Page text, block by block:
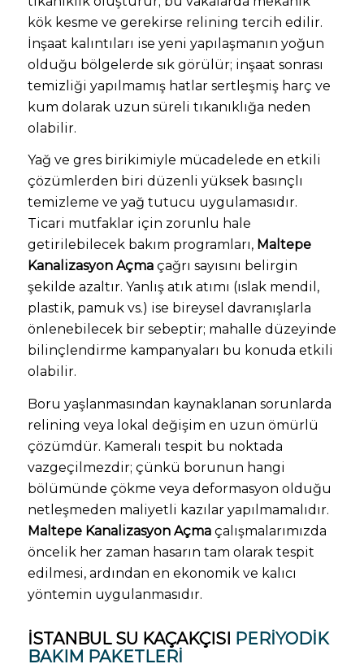
kök kesme ve gerekirse relining tercih edilir.
İnşaat kalıntıları ise yeni yapılaşmanın yoğun
olduğu bölgelerde sık görülür; inşaat sonrası
temizliği yapılmamış hatlar sertleşmiş harç ve
kum dolarak uzun süreli tıkanıklığa neden
olabilir.
Yağ ve gres birikimiyle mücadelede en etkili
çözümlerden biri düzenli yüksek basınçlı
temizleme ve yağ tutucu uygulamasıdır.
Ticari mutfaklar için zorunlu hale
getirilebilecek bakım programları, Maltepe
Kanalizasyon Açmaçağrı sayısını belirgin
şekilde azaltır. Yanlış atık atımı (ıslak mendil,
plastik, pamuk vs.) ise bireysel davranışlarla
önlenebilecek bir sebeptir; mahalle düzeyinde
bilinçlendirme kampanyaları bu konuda etkili
olabilir.
Boru yaşlanmasından kaynaklanan sorunlarda
relining veya lokal değişim en uzun ömürlü
çözümdür. Kameralı tespit bu noktada
vazgeçilmezdir; çünkü borunun hangi
bölümünde çökme veya deformasyon olduğu
netleşmeden maliyetli kazılar yapılmamalıdır.
Maltepe Kanalizasyon Açmaçalışmalarımızda
öncelik her zaman hasarın tam olarak tespit
edilmesi, ardından en ekonomik ve kalıcı
yöntemin uygulanmasıdır.
İSTANBUL SU KAÇAKÇISI PERIYODIK
BAKIM PAKETLERI